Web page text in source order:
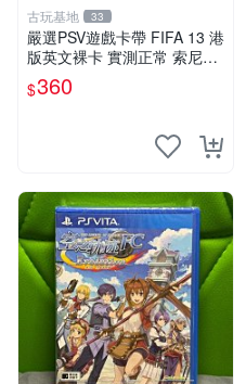
古玩基地 33
嚴選PSV遊戲卡帶 FIFA 13 港
版英文裸卡 實測正常 索尼專
用 不支持其他機器 買二送優
惠 FIFA 13 psv 港版 卡帶
$360